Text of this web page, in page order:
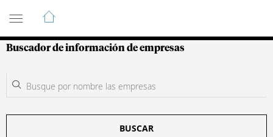
Guía de Empresas Colombianas
Buscador de información de empresas
BUSCAR